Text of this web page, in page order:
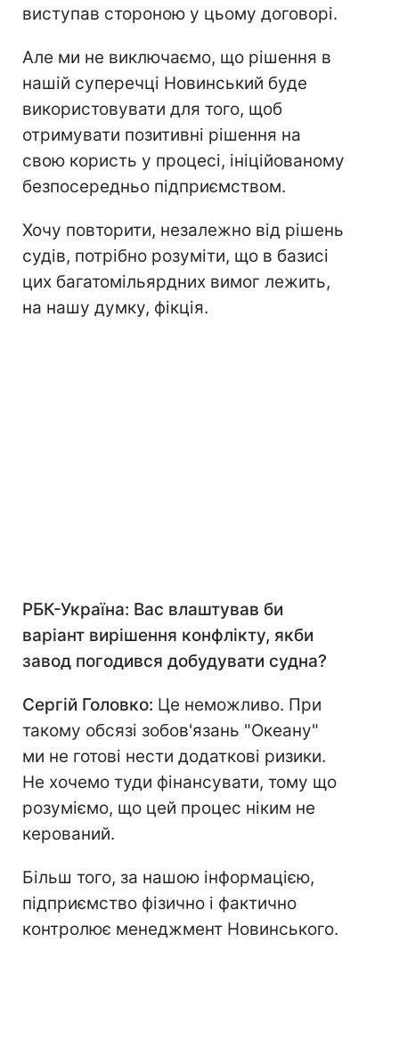
виступав стороною у цьому договорі.
Але ми не виключаємо, що рішення в
нашій суперечці Новинський буде
використовувати для того, щоб
отримувати позитивні рішення на
свою користь у процесі, ініційованому
безпосередньо підприємством.
Хочу повторити, незалежно від рішень
судів, потрібно розуміти, що в базисі
цих багатомільярдних вимог лежить,
на нашу думку, фікція.
РБК-Україна: Вас влаштував би
варіант вирішення конфлікту, якби
завод погодився добудувати судна?
Сергій Головко: Це неможливо. При
такому обсязі зобов'язань "Океану"
ми не готові нести додаткові ризики.
Не хочемо туди фінансувати, тому що
розуміємо, що цей процес ніким не
керований.
Більш того, за нашою інформацією,
підприємство фізично і фактично
контролює менеджмент Новинського.